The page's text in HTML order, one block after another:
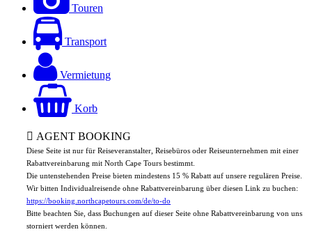
Touren
Transport
Vermietung
Korb
AGENT BOOKING
Diese Seite ist nur für Reiseveranstalter, Reisebüros oder Reiseunternehmen mit einer
Rabattvereinbarung mit North Cape Tours bestimmt.
Die untenstehenden Preise bieten mindestens 15 % Rabatt auf unsere regulären Preise.
Wir bitten Individualreisende ohne Rabattvereinbarung über diesen Link zu buchen:
https://booking.northcapetours.com/de/to-do
Bitte beachten Sie, dass Buchungen auf dieser Seite ohne Rabattvereinbarung von uns
storniert werden können.